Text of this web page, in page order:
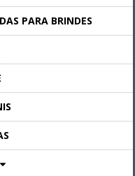
PARA BRINDES